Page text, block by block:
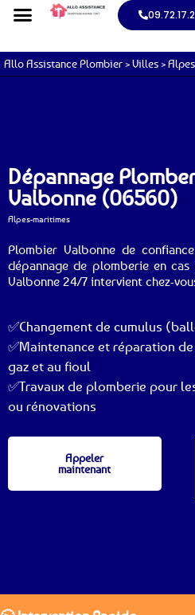
Allo Assistance Plombier >Villes >
Dépannage
Valbonne (06560)
Alpes-maritimes
Plombier Valbonne de
dépannage de plomberie en cas
Valbonne 24/7 intervient chez-
✅Changement de cumulus
✅Maintenance et réparation
gaz et au fioul
✅Travaux de plomberie pour
ou rénovations
Appeler
maintenant